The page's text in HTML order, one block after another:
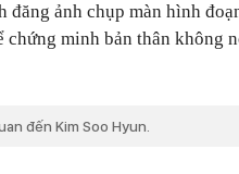
đăng ảnh chụp màn hình
minh bản thân không
đến Kim Soo Hyun.